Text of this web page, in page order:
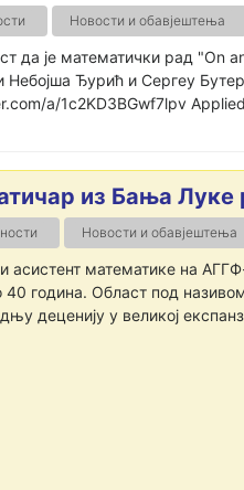
Новости и обавјештења
да је математички рад
Небојша Ђурић и Сергеy
a/1c2KD3BGwf7lpv
из Бања Луке
Новости и обавјештења
асистент математике на
40 година. Област под
деценију у великој